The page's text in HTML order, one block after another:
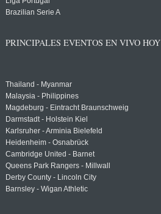
Brazilian Serie A
PRINCIPALES EVENTOS EN VIVO HOY
Thailand - Myanmar
Malaysia - Philippines
Magdeburg - Eintracht Braunschweig
Darmstadt - Holstein Kiel
Karlsruher - Arminia Bielefeld
Heidenheim - Osnabrück
Cambridge United - Barnet
Queens Park Rangers - Millwall
Derby County - Lincoln City
Barnsley - Wigan Athletic